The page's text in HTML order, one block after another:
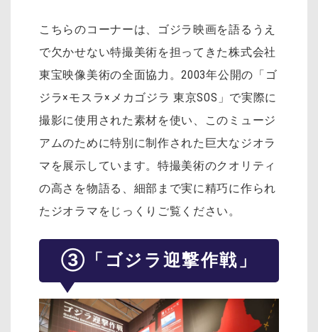
こちらのコーナーは、ゴジラ映画を語るうえ
で欠かせない特撮美術を担ってきた株式会社
東宝映像美術の全面協力。2003年公開の「ゴ
ジラ×モスラ×メカゴジラ 東京SOS」で実際に
撮影に使用された素材を使い、このミュージ
アムのために特別に制作された巨大なジオラ
マを展示しています。特撮美術のクオリティ
の高さを物語る、細部まで実に精巧に作られ
たジオラマをじっくりご覧ください。
③「ゴジラ迎撃作戦」